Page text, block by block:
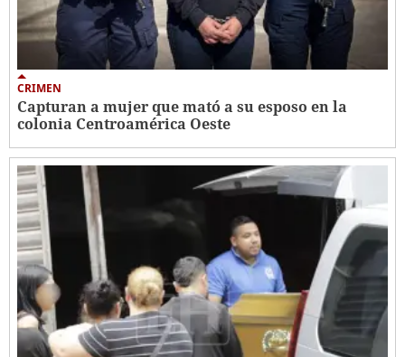
CRIMEN
Capturan a mujer que mató a su esposo en la
colonia Centroamérica Oeste